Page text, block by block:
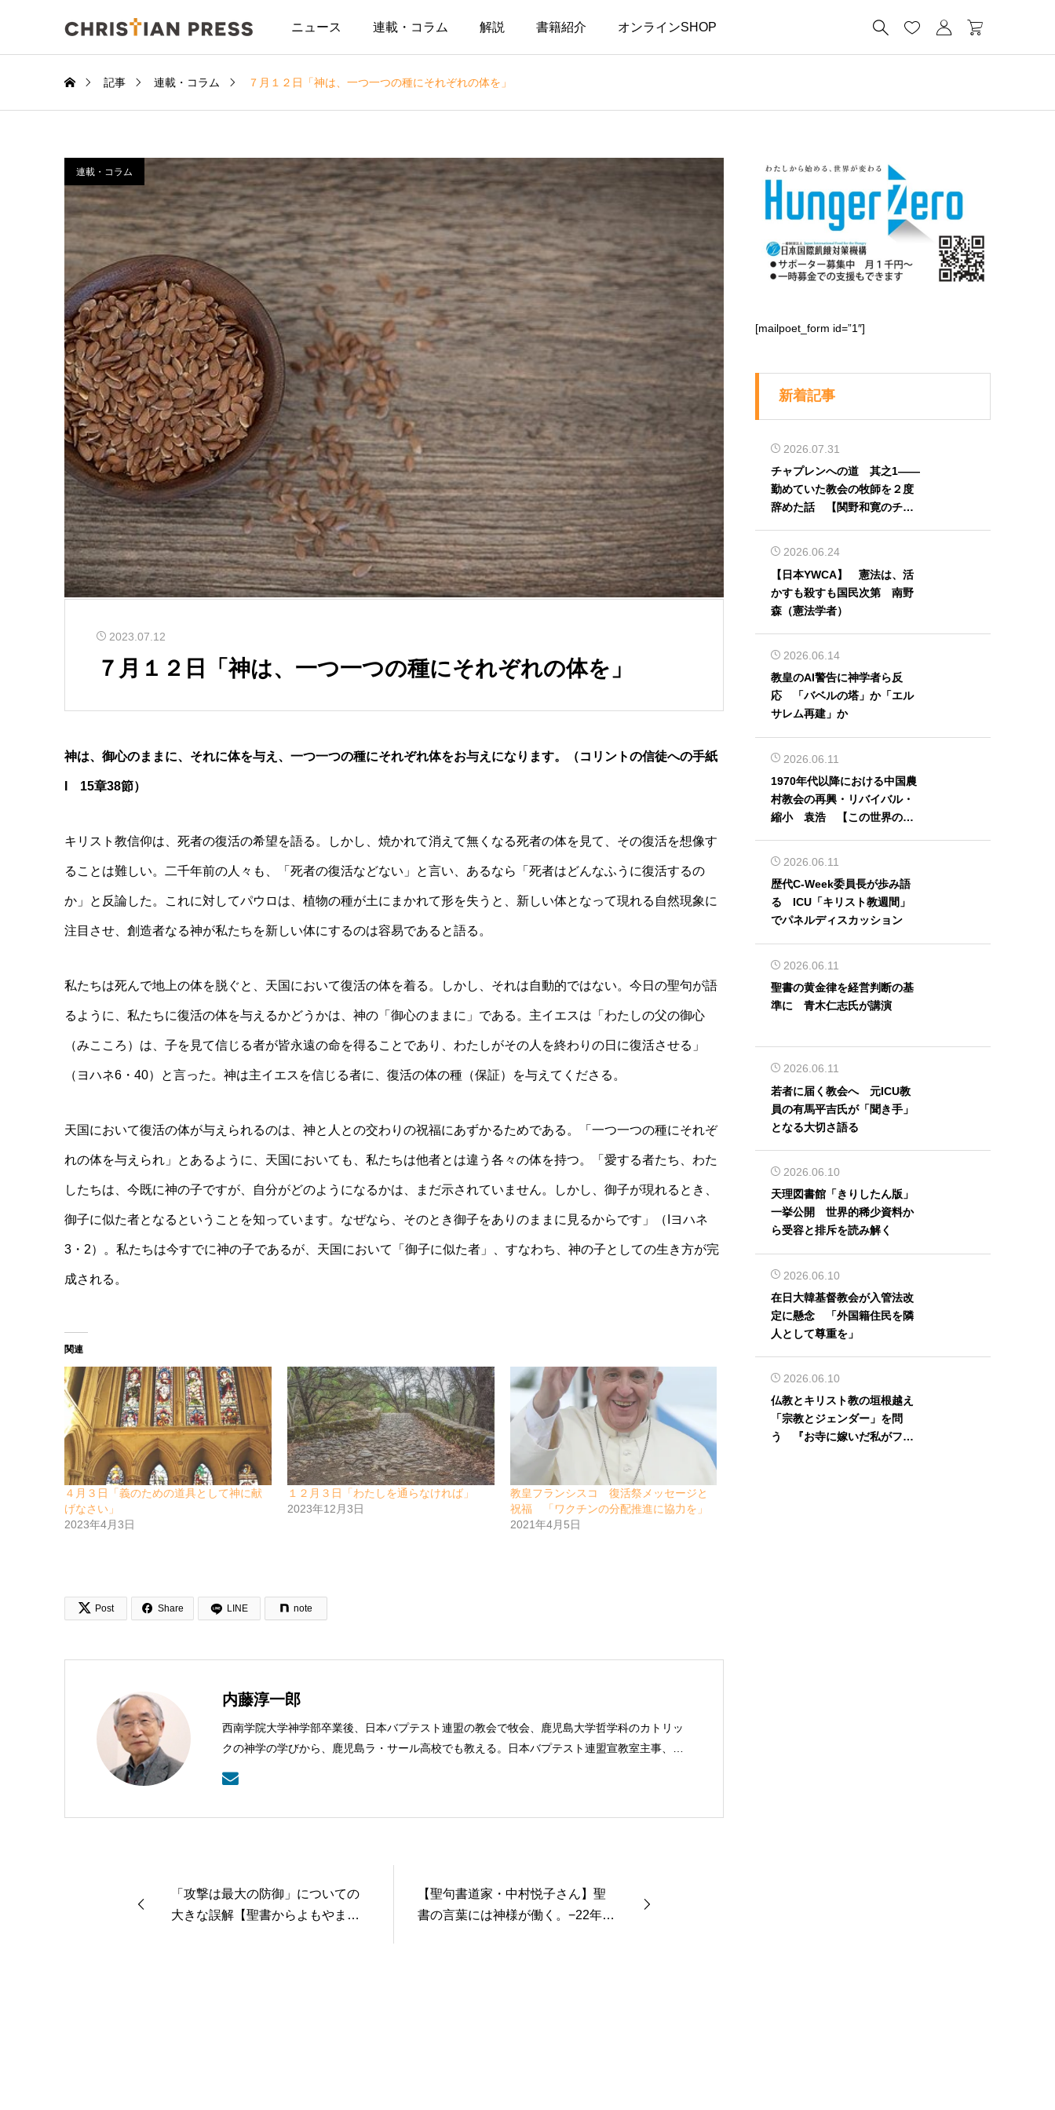
ニュース 連載・コラム 解説 書籍紹介 オンラインSHOP    
記事 連載・コラム ７月１２日「神は、一つ一つの種にそれぞれの体を」
連載・コラム
2023.07.12
７月１２日「神は、一つ一つの種にそれぞれの体を」
神は、御心のままに、それに体を与え、一つ一つの種にそれぞれ体をお与えになります。（コリントの信徒への手紙
I 15章38節）
キリスト教信仰は、死者の復活の希望を語る。しかし、焼かれて消えて無くなる死者の体を見て、その復活を想像す
ることは難しい。二千年前の人々も、「死者の復活などない」と言い、あるなら「死者はどんなふうに復活するの
か」と反論した。これに対してパウロは、植物の種が土にまかれて形を失うと、新しい体となって現れる自然現象に
注目させ、創造者なる神が私たちを新しい体にするのは容易であると語る。
私たちは死んで地上の体を脱ぐと、天国において復活の体を着る。しかし、それは自動的ではない。今日の聖句が語
るように、私たちに復活の体を与えるかどうかは、神の「御心のままに」である。主イエスは「わたしの父の御心
（みこころ）は、子を見て信じる者が皆永遠の命を得ることであり、わたしがその人を終わりの日に復活させる」
（ヨハネ6・40）と言った。神は主イエスを信じる者に、復活の体の種（保証）を与えてくださる。
天国において復活の体が与えられるのは、神と人との交わりの祝福にあずかるためである。「一つ一つの種にそれぞ
れの体を与えられ」とあるように、天国においても、私たちは他者とは違う各々の体を持つ。「愛する者たち、わた
したちは、今既に神の子ですが、自分がどのようになるかは、まだ示されていません。しかし、御子が現れるとき、
御子に似た者となるということを知っています。なぜなら、そのとき御子をありのままに見るからです」（Iヨハネ
3・2）。私たちは今すでに神の子であるが、天国において「御子に似た者」、すなわち、神の子としての生き方が完
成される。
関連
４月３日「義のための道具として神に献
げなさい」
2023年4月3日
１２月３日「わたしを通らなければ」
2023年12月3日
教皇フランシスコ 復活祭メッセージと
祝福 「ワクチンの分配推進に協力を」
2021年4月5日
 Post  Share LINE note
内藤淳一郎
西南学院大学神学部卒業後、日本バプテスト連盟の教会で牧会、鹿児島大学哲学科のカトリッ
クの神学の学びから、鹿児島ラ・サール高校でも教える。日本バプテスト連盟宣教室主事、日
本バプテスト連盟常務理事を８年間務める。
「攻撃は最大の防御」についての
大きな誤解【聖書からよもやま話
【聖句書道家・中村悦子さん】聖
書の言葉には神様が働く。−22年の
[mailpoet_form id=”1″]
新着記事
2026.07.31
チャプレンへの道 其之1――
勤めていた教会の牧師を２度
辞めた話 【関野和寛のチャ
2026.06.24
【日本YWCA】 憲法は、活
かすも殺すも国民次第 南野
森（憲法学者）
2026.06.14
教皇のAI警告に神学者ら反
応 「バベルの塔」か「エル
サレム再建」か
2026.06.11
1970年代以降における中国農
村教会の再興・リバイバル・
縮小 袁浩 【この世界の片
2026.06.11
歴代C-Week委員長が歩み語
る ICU「キリスト教週間」
でパネルディスカッション
2026.06.11
聖書の黄金律を経営判断の基
準に 青木仁志氏が講演
2026.06.11
若者に届く教会へ 元ICU教
員の有馬平吉氏が「聞き手」
となる大切さ語る
2026.06.10
天理図書館「きりしたん版」
一挙公開 世界的稀少資料か
ら受容と排斥を読み解く
2026.06.10
在日大韓基督教会が入管法改
定に懸念 「外国籍住民を隣
人として尊重を」
2026.06.10
仏教とキリスト教の垣根越え
「宗教とジェンダー」を問
う 『お寺に嫁いだ私がフェ